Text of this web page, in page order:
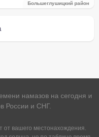
Большеглушицкий район
намазов на сегодня и
России и СНГ.
от вашего местонахождения.